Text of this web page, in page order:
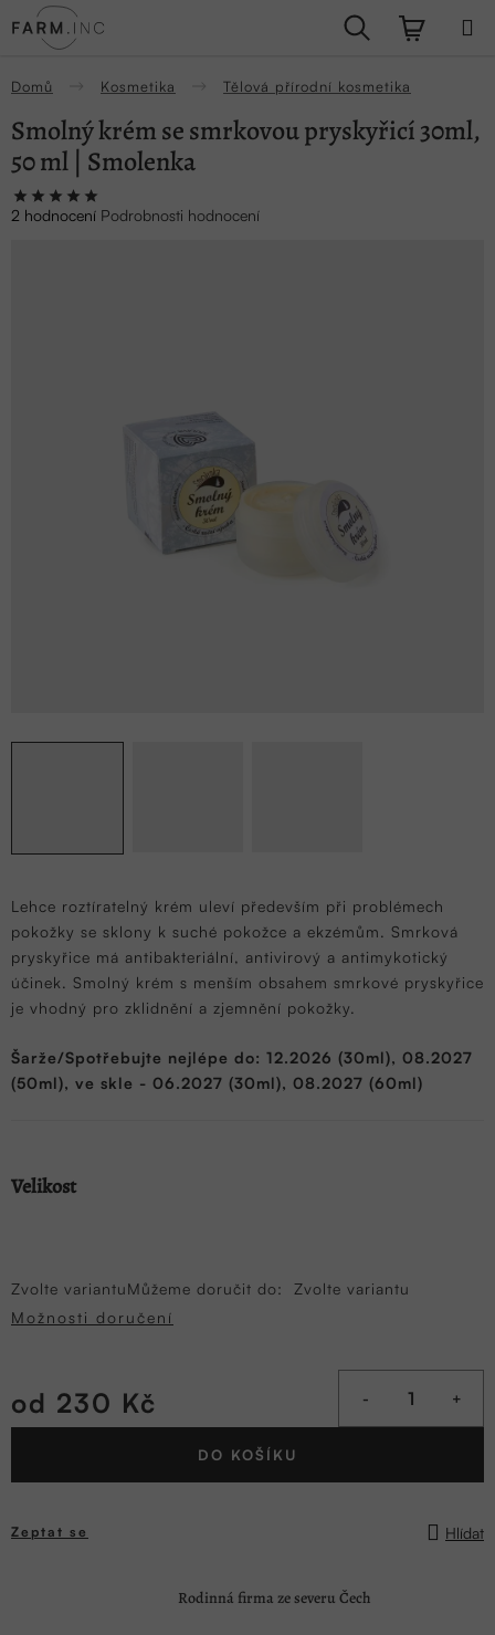
na
Hledat
Domů Kosmetika Tělová přírodní kosmetika
Lehce roztíratelný krém uleví především při problémech
pokožky se sklony k suché pokožce a ekzémům. Smrková
pryskyřice má antibakteriální, antivirový a antimykotický
účinek. Smolný krém s menším obsahem smrkové pryskyřice
je vhodný pro zklidnění a zjemnění pokožky.
Šarže/Spotřebujte nejlépe do: 12.2026 (30ml), 08.2027
(50ml), ve skle - 06.2027 (30ml), 08.2027 (60ml)
Velikost
Zvolte variantuMůžeme doručit do:
Zvolte variantu
Možnosti doručení
od 230 Kč
Měrná
DO KOŠÍKU
Zeptat se Hlídat
Smolný krém se smrkovou pryskyřicí 30ml,
50 ml | Smolenka
Průměrné
hodnocení
2 hodnocení Podrobnosti hodnocení
Rodinná firma ze severu Čech